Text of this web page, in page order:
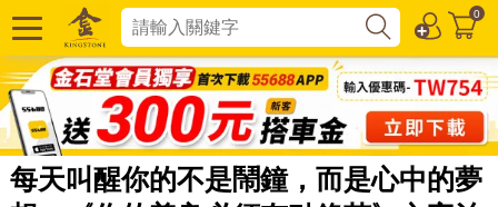
0
每天叫醒你的不是鬧鐘，而是心中的夢